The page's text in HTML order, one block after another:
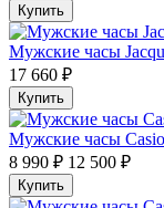
Купить
Мужские часы
17 660 ₽
Купить
Мужские часы
8 990 ₽ 12 500 ₽
Купить